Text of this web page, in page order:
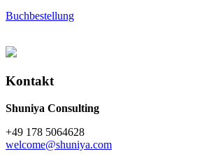
Buchbestellung
Kontakt
Shuniya Consulting
+49 178 5064628
welcome@shuniya.com